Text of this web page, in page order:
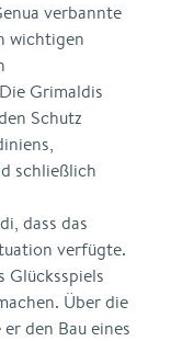
verbannte
wichtigen
Grimaldis
Schutz
schließlich
dass das
verfügte.
Glücksspiels
Über die
den Bau eines